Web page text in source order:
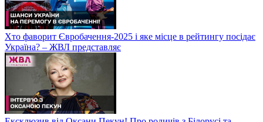
Хто фаворит Євробачення-2025 і яке місце в рейтингу посідає
Україна? – ЖВЛ представляє